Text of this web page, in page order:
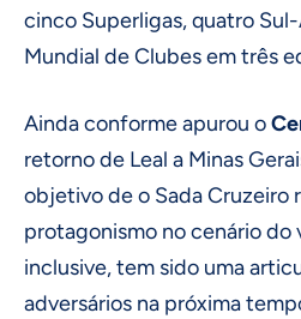
cinco Superligas, quatro
Mundial de Clubes em três
Ainda conforme apurou o
retorno de Leal a Minas
objetivo de o Sada Cruzeiro
protagonismo no cenário do
inclusive, tem sido uma
adversários na próxima